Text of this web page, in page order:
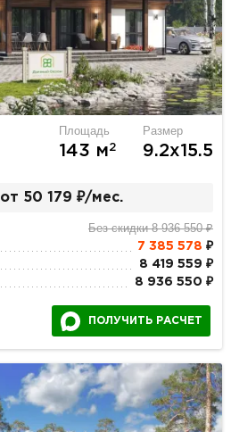
Площадь
143 м2
Размер
9.2х15.5
от 50 179 ₽/мес.
Без скидки 8 936 550 ₽
7 385 578 ₽
8 419 559 ₽
8 936 550 ₽
ПОЛУЧИТЬ РАСЧЕТ